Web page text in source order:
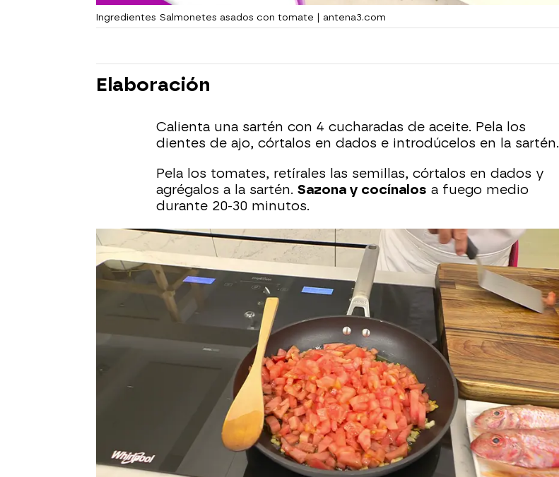
Ingredientes Salmonetes asados con tomate | antena3.com
Elaboración
Calienta una sartén con 4 cucharadas de aceite. Pela los
dientes de ajo, córtalos en dados e introdúcelos en la sartén.
Pela los tomates, retírales las semillas, córtalos en dados y
agrégalos a la sartén. Sazona y cocínalos a fuego medio
durante 20-30 minutos.